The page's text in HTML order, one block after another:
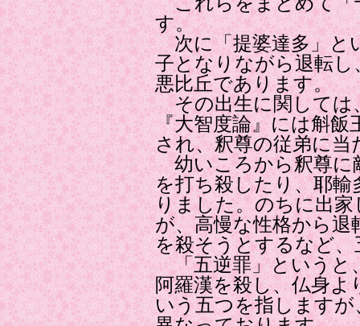
す。
次に「提婆達多」と
子となりながら退転
悪比丘であります。
その出生に関しては
『大智度論』には斛飯
され、釈尊の従弟に
幼いころから釈尊に
を打ち殺したり、耶
りました。のちに出
が、高慢な性格から退
を殺そうとするなど
「五逆罪」というと
阿羅漢を殺し、仏身よ
いう五つを指します